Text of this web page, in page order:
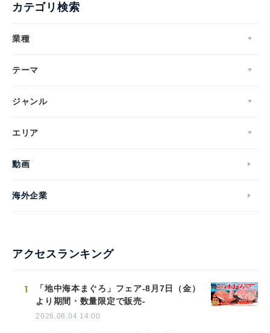
カテゴリ検索
業種
テーマ
ジャンル
エリア
動画
海外企業
アクセスランキング
1
「地中海本まぐろ」フェア-8月7日（金）
より期間・数量限定で販売-
2026.08.04 14:00